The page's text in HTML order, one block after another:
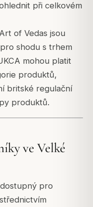
při celkovém
of Vedas jsou
shodu s trhem
mohou platit
produktů,
britské regulační
produktů.
ve Velké
pro